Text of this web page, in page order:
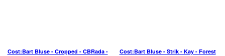
Cost:Bart Bluse - Cropped - CBRada -
Cost:Bart Bluse - Strik - Kay - Forest